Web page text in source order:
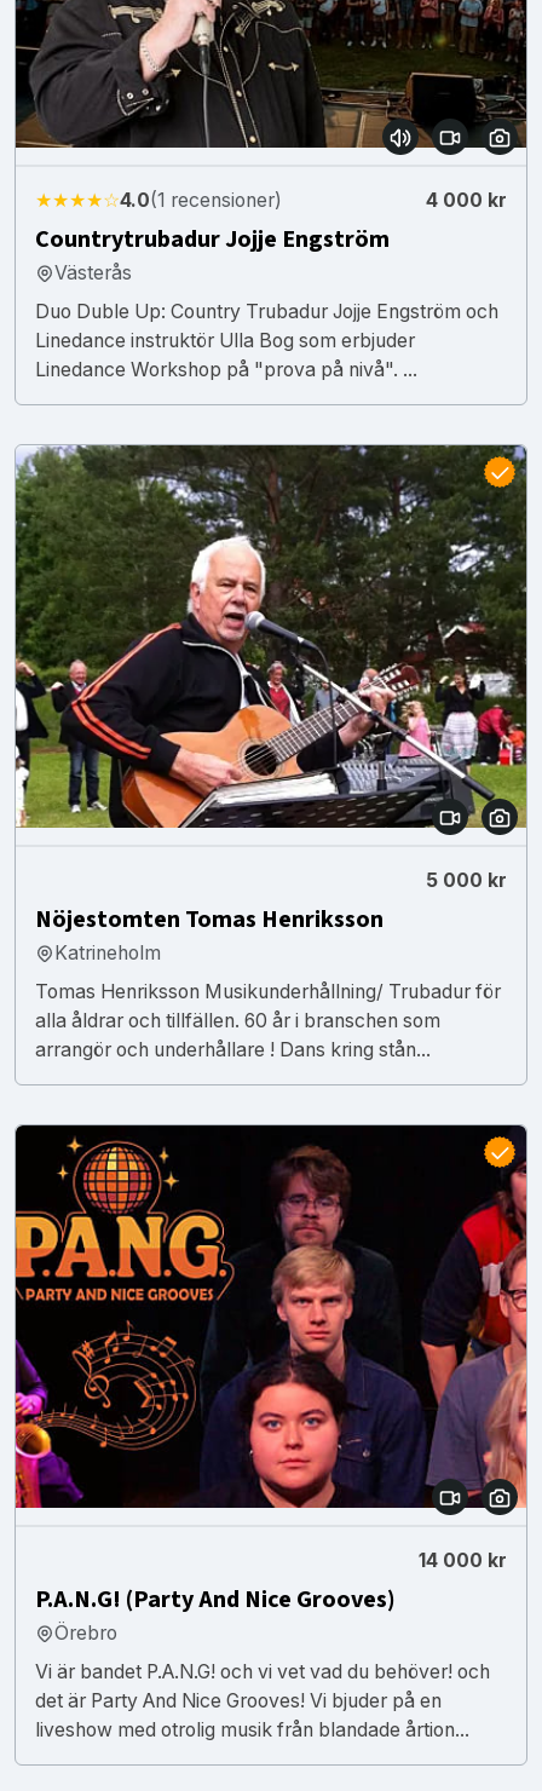
★★★★☆4.0(1 recensioner) 4 000 kr
Countrytrubadur Jojje Engström
Västerås
Duo Duble Up: Country Trubadur Jojje Engström och
Linedance instruktör Ulla Bog som erbjuder
Linedance Workshop på "prova på nivå". ...
5 000 kr
Nöjestomten Tomas Henriksson
Katrineholm
Tomas Henriksson Musikunderhållning/ Trubadur för
alla åldrar och tillfällen. 60 år i branschen som
arrangör och underhållare ! Dans kring stån...
14 000 kr
P.A.N.G! (Party And Nice Grooves)
Örebro
Vi är bandet P.A.N.G! och vi vet vad du behöver! och
det är Party And Nice Grooves! Vi bjuder på en
liveshow med otrolig musik från blandade årtion...